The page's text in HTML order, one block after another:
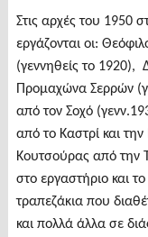
Στις αρχές του 1950
εργάζονται οι:
(γεννηθείς το 1920),
Προμαχώνα Σερρών
από τον Σοχό
από το Καστρί και
Κουτσούρας από την
στο εργαστήριο και
τραπεζάκια που
και πολλά άλλα σε